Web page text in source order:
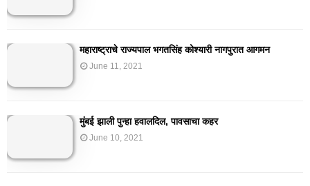
महाराष्ट्राचे राज्यपाल भगतसिंह कोश्यारी नागपुरात आगमन
June 11, 2021
मुंबई झाली पुन्हा हवालदिल, पावसाचा कहर
June 10, 2021